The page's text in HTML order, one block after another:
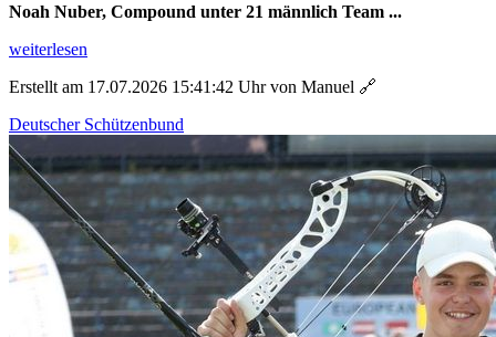
Noah Nuber, Compound unter 21 männlich Team ...
weiterlesen
Erstellt am 17.07.2026 15:41:42 Uhr von Manuel 🔗
Deutscher Schützenbund